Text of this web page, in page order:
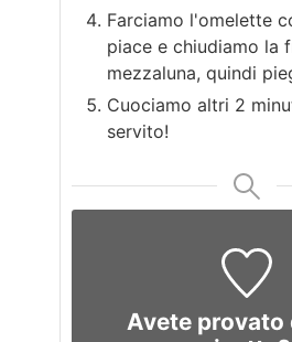
Farciamo l'omelette
piace e chiudiamo la
mezzaluna, quindi
Cuociamo altri 2
servito!
Avete provato